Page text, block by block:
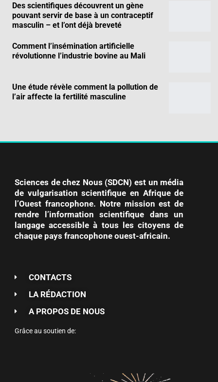
Des scientifiques découvrent un gène
pouvant servir de base à un contraceptif
masculin – et l’ont déjà breveté
Comment l’insémination artificielle
révolutionne l’industrie bovine au Mali
Une étude révèle comment la pollution de
l’air affecte la fertilité masculine
Sciences de chez Nous (SDCN) est un média
de vulgarisation scientifique en Afrique de
l’Ouest francophone. Notre mission est de
rendre l’information scientifique dans un
langage accessible à tous les citoyens de
chaque pays francophone ouest-africain.
CONTACTS
LA RÉDACTION
A PROPOS DE NOUS
Grâce au soutien de: